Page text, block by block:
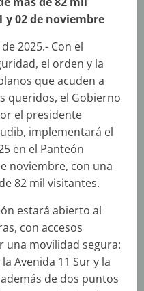
02 de noviembre
2025.- Con el
el orden y la
que acuden a
queridos, el Gobierno
el presidente
implementará el
en el Panteón
noviembre, con una
82 mil visitantes.
estará abierto al
con accesos
una movilidad segura:
Avenida 11 Sur y la
de dos puntos